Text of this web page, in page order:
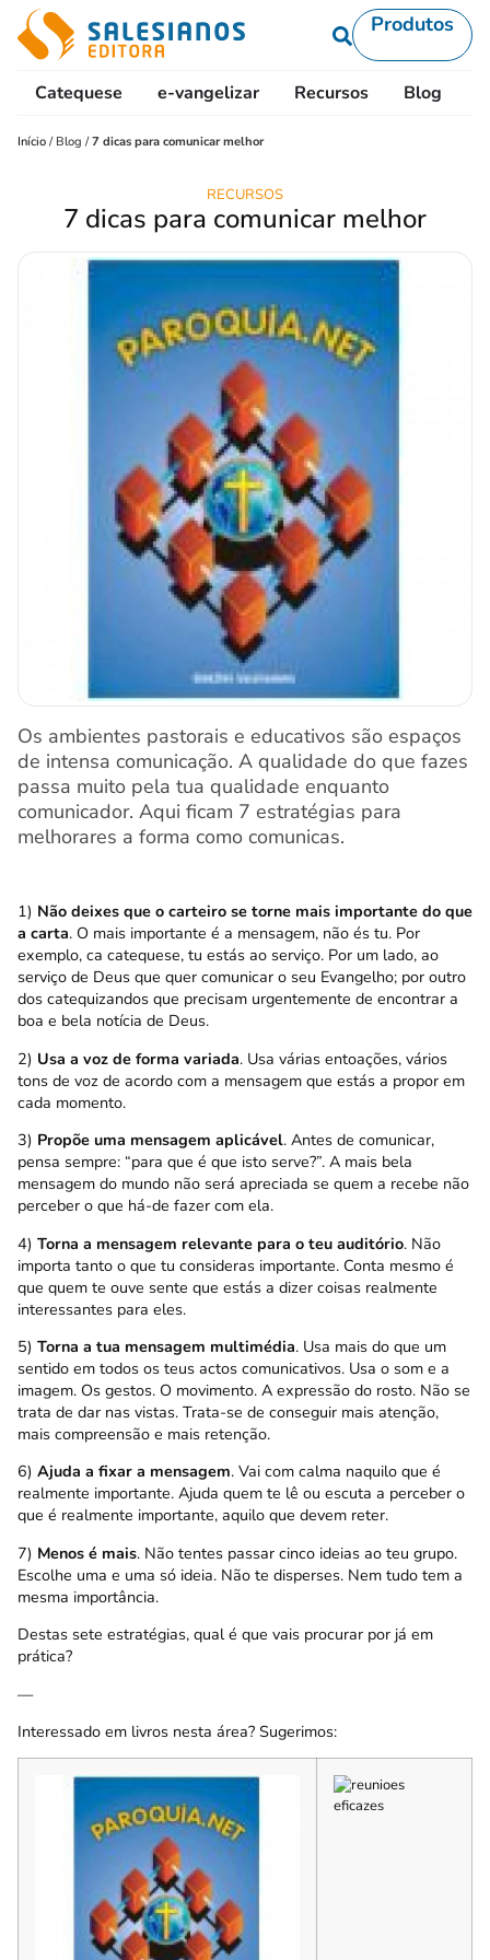
Produtos
Catequese e-vangelizar Recursos Blog
Início / Blog /7 dicas para comunicar melhor
RECURSOS
7 dicas para comunicar melhor
Os ambientes pastorais e educativos são espaços
de intensa comunicação. A qualidade do que fazes
passa muito pela tua qualidade enquanto
comunicador. Aqui ficam 7 estratégias para
melhorares a forma como comunicas.
1) Não deixes que o carteiro se torne mais importante do que
a carta. O mais importante é a mensagem, não és tu. Por
exemplo, ca catequese, tu estás ao serviço. Por um lado, ao
serviço de Deus que quer comunicar o seu Evangelho; por outro
dos catequizandos que precisam urgentemente de encontrar a
boa e bela notícia de Deus.
2) Usa a voz de forma variada. Usa várias entoações, vários
tons de voz de acordo com a mensagem que estás a propor em
cada momento.
3) Propõe uma mensagem aplicável. Antes de comunicar,
pensa sempre: “para que é que isto serve?”. A mais bela
mensagem do mundo não será apreciada se quem a recebe não
perceber o que há-de fazer com ela.
4) Torna a mensagem relevante para o teu auditório. Não
importa tanto o que tu consideras importante. Conta mesmo é
que quem te ouve sente que estás a dizer coisas realmente
interessantes para eles.
5) Torna a tua mensagem multimédia. Usa mais do que um
sentido em todos os teus actos comunicativos. Usa o som e a
imagem. Os gestos. O movimento. A expressão do rosto. Não se
trata de dar nas vistas. Trata-se de conseguir mais atenção,
mais compreensão e mais retenção.
6) Ajuda a fixar a mensagem. Vai com calma naquilo que é
realmente importante. Ajuda quem te lê ou escuta a perceber o
que é realmente importante, aquilo que devem reter.
7) Menos é mais. Não tentes passar cinco ideias ao teu grupo.
Escolhe uma e uma só ideia. Não te disperses. Nem tudo tem a
mesma importância.
Destas sete estratégias, qual é que vais procurar por já em
prática?
—
Interessado em livros nesta área? Sugerimos: